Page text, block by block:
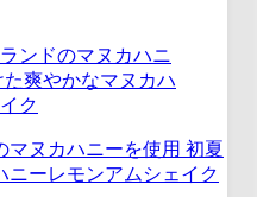
マヌカハニーを使用 初夏
ニーレモンアムシェイク